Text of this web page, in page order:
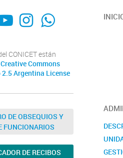
Instagram
Whats App
CONICET están
Creative Commons
Argentina License
DE OBSEQUIOS Y
FUNCIONARIOS
DE RECIBOS